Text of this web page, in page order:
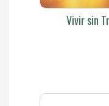
Vivir sin